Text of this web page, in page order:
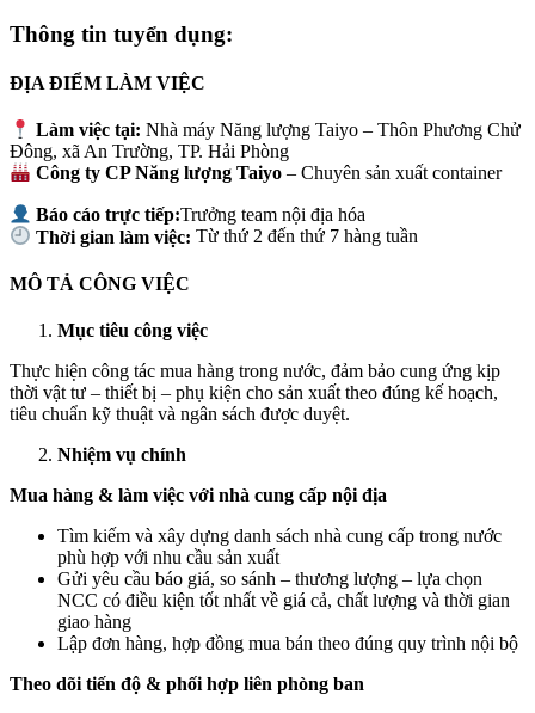
Thông tin tuyển dụng:
ĐỊA ĐIỂM LÀM VIỆC
Làm việc tại: Nhà máy Năng lượng Taiyo – Thôn Phương Chử
Đông, xã An Trường, TP. Hải Phòng
Công ty CP Năng lượng Taiyo – Chuyên sản xuất container
Báo cáo trực tiếp:Trưởng team nội địa hóa
Thời gian làm việc: Từ thứ 2 đến thứ 7 hàng tuần
MÔ TẢ CÔNG VIỆC
Mục tiêu công việc
Thực hiện công tác mua hàng trong nước, đảm bảo cung ứng kịp
thời vật tư – thiết bị – phụ kiện cho sản xuất theo đúng kế hoạch,
tiêu chuẩn kỹ thuật và ngân sách được duyệt.
Nhiệm vụ chính
Mua hàng & làm việc với nhà cung cấp nội địa
Tìm kiếm và xây dựng danh sách nhà cung cấp trong nước
phù hợp với nhu cầu sản xuất
Gửi yêu cầu báo giá, so sánh – thương lượng – lựa chọn
NCC có điều kiện tốt nhất về giá cả, chất lượng và thời gian
giao hàng
Lập đơn hàng, hợp đồng mua bán theo đúng quy trình nội bộ
Theo dõi tiến độ & phối hợp liên phòng ban